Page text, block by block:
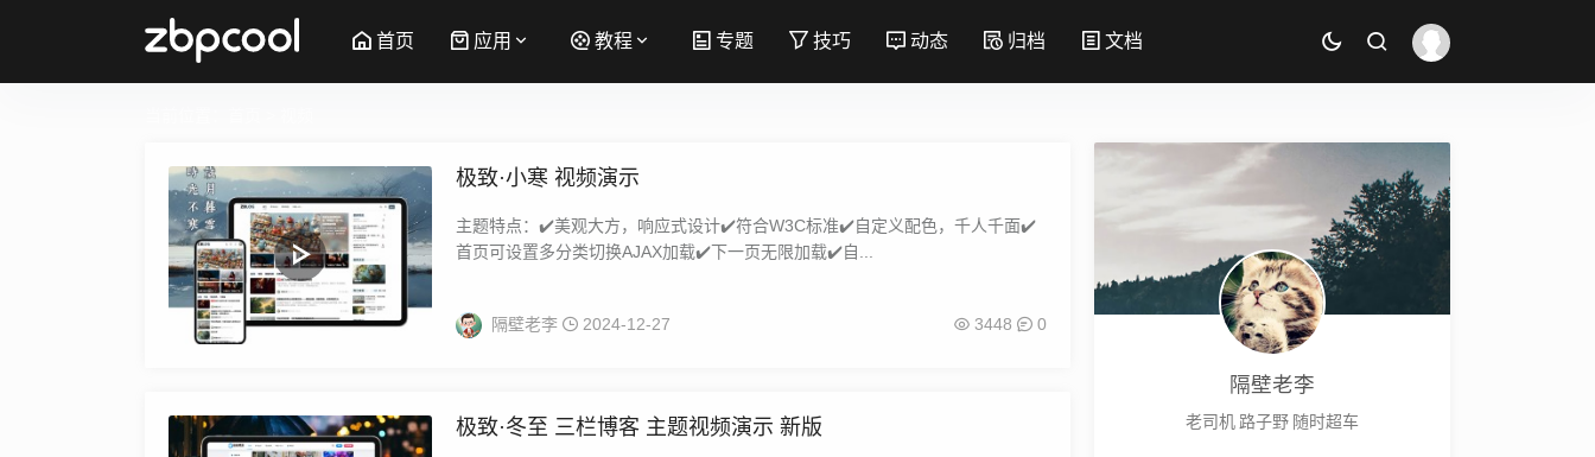
首页 应用 教程 专题 技巧 动态 归档 文档
极致·小寒 视频演示
主题特点：✔️美观大方，响应式设计✔️符合W3C标准✔️自定义配色，千人千面✔️
首页可设置多分类切换AJAX加载✔️下一页无限加载✔️自...
隔壁老李 2024-12-27 3448 0
极致·冬至 三栏博客 主题视频演示 新版
隔壁老李
老司机 路子野 随时超车